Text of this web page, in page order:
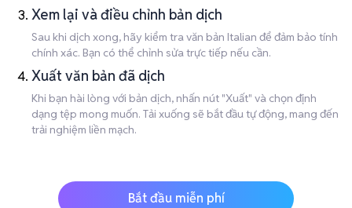
Xem lại và điều chỉnh bản dịch
Sau khi dịch xong, hãy kiểm tra văn bản Italian để đảm bảo tính
chính xác. Bạn có thể chỉnh sửa trực tiếp nếu cần.
Xuất văn bản đã dịch
Khi bạn hài lòng với bản dịch, nhấn nút "Xuất" và chọn định
dạng tệp mong muốn. Tải xuống sẽ bắt đầu tự động, mang đến
trải nghiệm liền mạch.
Bắt đầu miễn phí